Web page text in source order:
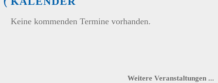
Keine kommenden Termine vorhanden.
Weitere Veranstaltungen ...